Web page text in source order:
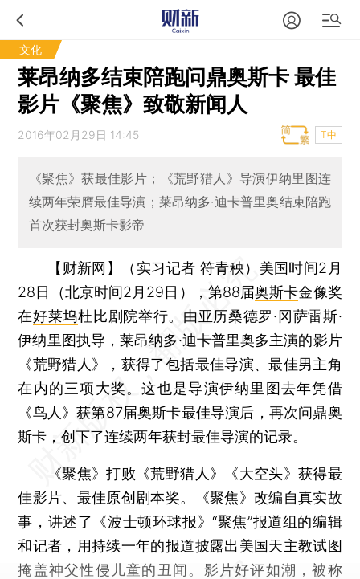
文化
莱昂纳多结束陪跑问鼎奥斯卡 最佳
影片《聚焦》致敬新闻人
2016年02月29日 14:45 T中
《聚焦》获最佳影片；《荒野猎人》导演伊纳里图连
续两年荣膺最佳导演；莱昂纳多·迪卡普里奥结束陪跑
首次获封奥斯卡影帝
【财新网】（实习记者 符青秧） 美国时间2月
28日（北京时间2月29日），第88届奥斯卡金像奖
在好莱坞杜比剧院举行。由亚历桑德罗·冈萨雷斯·
伊纳里图执导，莱昂纳多·迪卡普里奥多主演的影片
《荒野猎人》，获得了包括最佳导演、最佳男主角
在内的三项大奖。这也是导演伊纳里图去年凭借
《鸟人》获第87届奥斯卡最佳导演后，再次问鼎奥
斯卡，创下了连续两年获封最佳导演的记录。
《聚焦》打败《荒野猎人》《大空头》获得最
佳影片、最佳原创剧本奖。《聚焦》改编自真实故
事，讲述了《波士顿环球报》“聚焦”报道组的编辑
和记者，用持续一年的报道披露出美国天主教试图
掩盖神父性侵儿童的丑闻。影片好评如潮，被称